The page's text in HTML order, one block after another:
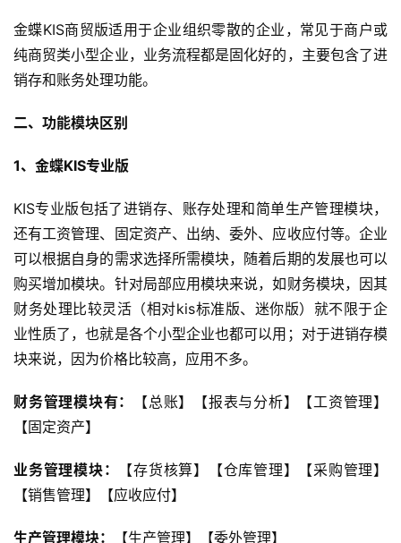
金蝶KIS商贸版适用于企业组织零散的企业，常见于商户或
纯商贸类小型企业，业务流程都是固化好的，主要包含了进
销存和账务处理功能。
二、功能模块区别
1、金蝶KIS专业版
KIS专业版包括了进销存、账存处理和简单生产管理模块，
还有工资管理、固定资产、出纳、委外、应收应付等。企业
可以根据自身的需求选择所需模块，随着后期的发展也可以
购买增加模块。针对局部应用模块来说，如财务模块，因其
财务处理比较灵活（相对kis标准版、迷你版）就不限于企
业性质了，也就是各个小型企业也都可以用；对于进销存模
块来说，因为价格比较高，应用不多。
财务管理模块有：
【总账】【报表与分析】【工资管理】
【固定资产】
业务管理模块：
【存货核算】【仓库管理】【采购管理】
【销售管理】【应收应付】
生产管理模块： 【生产管理】【委外管理】